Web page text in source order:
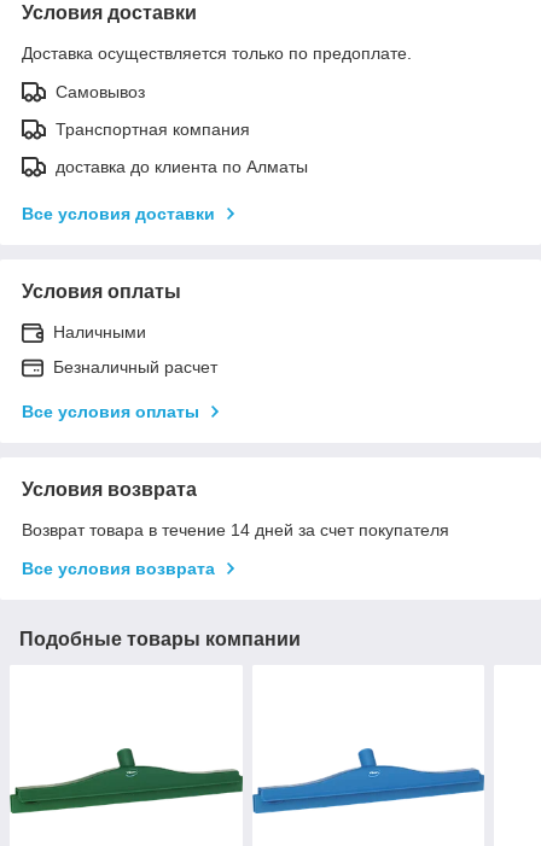
Условия доставки
Доставка осуществляется только по предоплате.
Самовывоз
Транспортная компания
доставка до клиента по Алматы
Все условия доставки
Условия оплаты
Наличными
Безналичный расчет
Все условия оплаты
Условия возврата
Возврат товара в течение 14 дней за счет покупателя
Все условия возврата
Подобные товары компании